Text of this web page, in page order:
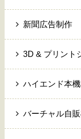
新聞広告制作
3D & プリント
ハイエンド本
バーチャル自